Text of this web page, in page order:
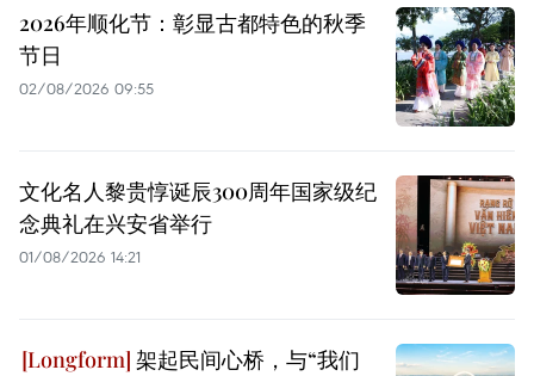
2026年顺化节：彰显古都特色的秋季
节日
02/08/2026 09:55
文化名人黎贵惇诞辰300周年国家级纪
念典礼在兴安省举行
01/08/2026 14:21
架起民间心桥，与“我们